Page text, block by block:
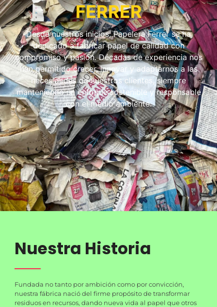
FERRER
Desde nuestros inicios, Papelera Ferrer se ha
dedicado a fabricar papel de calidad con
compromiso y pasión. Décadas de experiencia nos
han permitido crecer, innovar y adaptarnos a las
necesidades de nuestros clientes, siempre
manteniendo un enfoque sostenible y responsable
con el medio ambiente.
Nuestra Historia
Fundada no tanto por ambición como por convicción,
nuestra fábrica nació del firme propósito de transformar
residuos en recursos, dando nueva vida al papel que otros